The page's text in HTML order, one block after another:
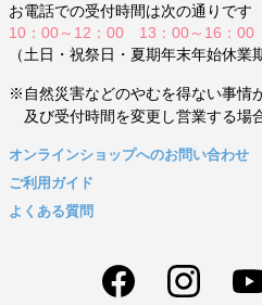
お電話での受付時間は次の通りです
10：00～12：00 13：00～16：00
（土日・祝祭日・夏期年末年始休業
※自然災害などのやむを得ない事情
及び受付時間を変更し営業する場
オンラインショップへのお問い合わせ
ご利用ガイド
よくある質問